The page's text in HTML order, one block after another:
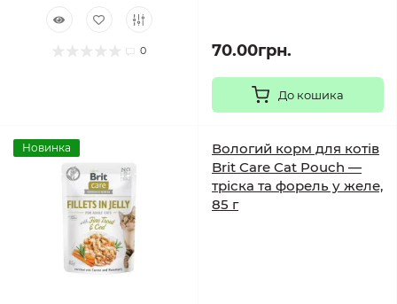
0 70.00грн.
До кошика
Новинка
Вологий корм для котів
Brit Care Cat Pouch —
тріска та форель у желе,
85 г